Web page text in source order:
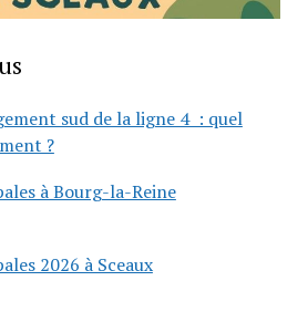
sud de la ligne 4 : quel
?
à Bourg-la-Reine
2026 à Sceaux